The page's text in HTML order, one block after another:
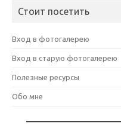
Стоит посетить
Вход в фотогалерею
Вход в старую фотогалерею
Полезные ресурсы
Обо мне